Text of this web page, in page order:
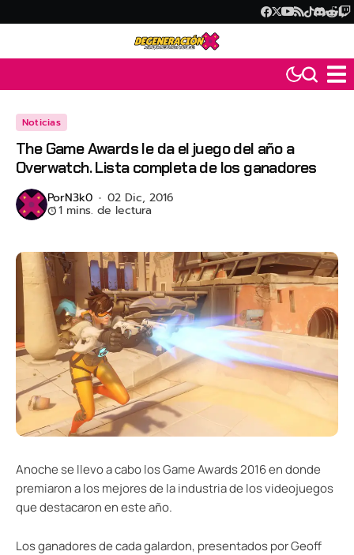
Noticias
The Game Awards le da el juego del año a
Overwatch. Lista completa de los ganadores
PorN3k0 02 Dic, 2016
1 mins. de lectura
Anoche se llevo a cabo los Game Awards 2016 en donde
premiaron a los mejores de la industria de los videojuegos
que destacaron en este año.
Los ganadores de cada galardon, presentados por Geoff